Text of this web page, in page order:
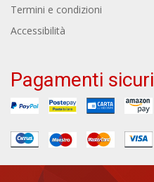
Termini e condizioni
Accessibilità
Pagamenti sicuri